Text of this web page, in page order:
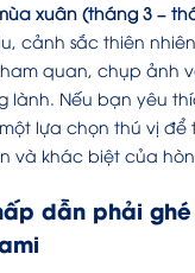
xuân (tháng 3 –
cảnh sắc thiên
quan, chụp ảnh
lành. Nếu bạn yêu
lựa chọn thú vị để
và khác biệt của
dẫn phải